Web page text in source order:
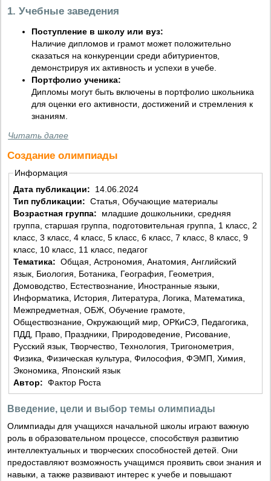
1. Учебные заведения
Поступление в школу или вуз:
Наличие дипломов и грамот может положительно
сказаться на конкуренции среди абитуриентов,
демонстрируя их активность и успехи в учебе.
Портфолио ученика:
Дипломы могут быть включены в портфолио школьника
для оценки его активности, достижений и стремления к
знаниям.
Читать далее
Создание олимпиады
Информация
Дата публикации:
14.06.2024
Тип публикации: Статья, Обучающие материалы
Возрастная группа:
группа, старшая группа, подготовительная группа, 1 класс, 2
класс, 3 класс, 4 класс, 5 класс, 6 класс, 7 класс, 8 класс, 9
класс, 10 класс, 11 класс, педагог
Тематика: Общая, Астрономия, Анатомия, Английский
язык, Биология, Ботаника, География, Геометрия,
Домоводство, Естествознание, Иностранные языки,
Информатика, История, Литература, Логика, Математика,
Межпредметная, ОБЖ, Обучение грамоте,
Обществознание, Окружающий мир, ОРКиСЭ, Педагогика,
ПДД, Право, Праздники, Природоведение, Рисование,
Русский язык, Творчество, Технология, Тригонометрия,
Физика, Физическая культура, Философия, ФЭМП, Химия,
Экономика, Японский язык
Автор: Фактор Роста
Введение, цели и выбор темы олимпиады
Олимпиады для учащихся начальной школы играют важную
роль в образовательном процессе, способствуя развитию
интеллектуальных и творческих способностей детей. Они
предоставляют возможность учащимся проявить свои знания и
навыки, а также развивают интерес к учебе и повышают